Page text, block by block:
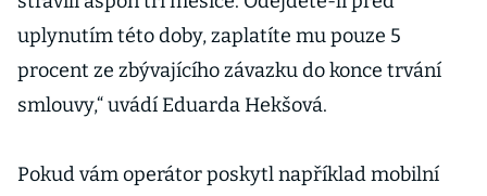
uplynutím této doby, zaplatíte mu pouze 5
procent ze zbývajícího závazku do konce trvání
smlouvy,“ uvádí Eduarda Hekšová.
Pokud vám operátor poskytl například mobilní